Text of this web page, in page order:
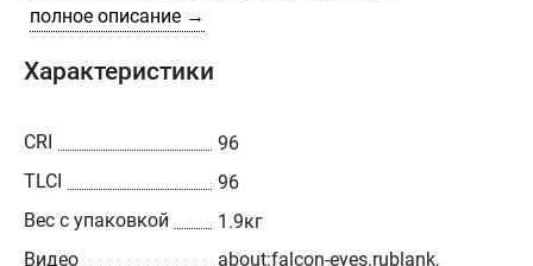
полное описание →
Характеристики
CRI
96
TLCI
96
Вес с упаковкой
1.9кг
Видео
about:falcon-eyes.rublank,